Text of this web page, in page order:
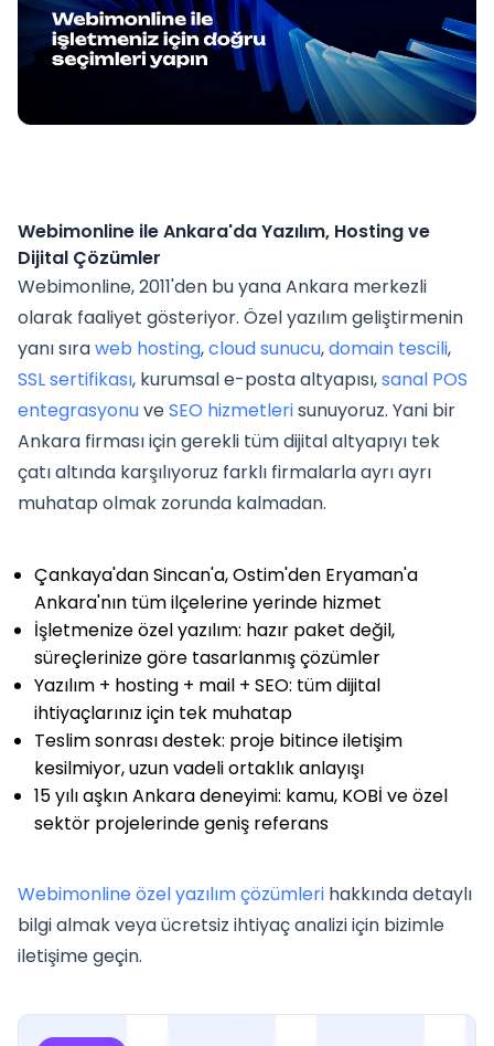
Webimonline ile Ankara'da Yazılım, Hosting ve
Dijital Çözümler
Webimonline, 2011'den bu yana Ankara merkezli
olarak faaliyet gösteriyor. Özel yazılım geliştirmenin
yanı sıraweb hosting,cloud sunucu,domain tescili,
SSL sertifikası, kurumsal e-posta altyapısı,sanal POS
entegrasyonuveSEO hizmetlerisunuyoruz. Yani bir
Ankara firması için gerekli tüm dijital altyapıyı tek
çatı altında karşılıyoruz farklı firmalarla ayrı ayrı
muhatap olmak zorunda kalmadan.
Çankaya'dan Sincan'a, Ostim'den Eryaman'a
Ankara'nın tüm ilçelerine yerinde hizmet
İşletmenize özel yazılım: hazır paket değil,
süreçlerinize göre tasarlanmış çözümler
Yazılım + hosting + mail + SEO: tüm dijital
ihtiyaçlarınız için tek muhatap
Teslim sonrası destek: proje bitince iletişim
kesilmiyor, uzun vadeli ortaklık anlayışı
15 yılı aşkın Ankara deneyimi: kamu, KOBİ ve özel
sektör projelerinde geniş referans
Webimonline özel yazılım çözümleri hakkında detaylı
bilgi almak veya ücretsiz ihtiyaç analizi için bizimle
iletişime geçin.